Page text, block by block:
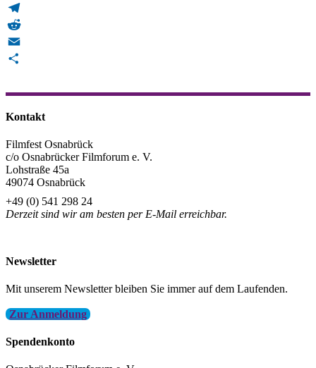
WhatsApp
Telegram
Reddit
Email
Kontakt
Filmfest Osnabrück
c/o Osnabrücker Filmforum e. V.
Lohstraße 45a
49074 Osnabrück
+49 (0) 541 298 24
Derzeit sind wir am besten per E-Mail erreichbar.
Newsletter
Mit unserem Newsletter bleiben Sie immer auf dem Laufenden.
Zur Anmeldung
Spendenkonto